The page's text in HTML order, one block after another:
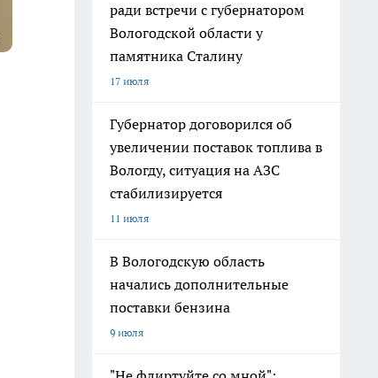
ради встречи с губернатором
Вологодской области у
памятника Сталину
17 июля
Губернатор договорился об
увеличении поставок топлива в
Вологду, ситуация на АЗС
стабилизируется
11 июля
В Вологодскую область
начались дополнительные
поставки бензина
9 июля